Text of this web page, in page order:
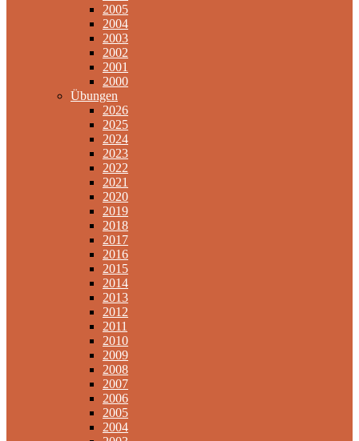
2005
2004
2003
2002
2001
2000
Übungen
2026
2025
2024
2023
2022
2021
2020
2019
2018
2017
2016
2015
2014
2013
2012
2011
2010
2009
2008
2007
2006
2005
2004